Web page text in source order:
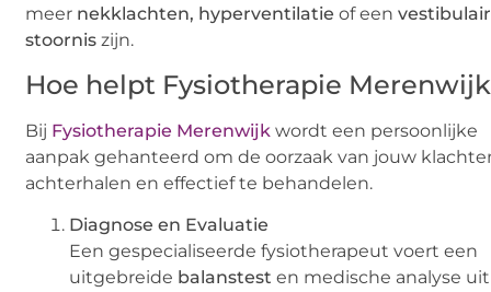
meer nekklachten, hyperventilatie of een
stoornis zijn.
Hoe helpt Fysiotherapie
Bij Fysiotherapie Merenwijk wordt een persoonlijke
aanpak gehanteerd om de oorzaak van jouw
achterhalen en effectief te behandelen.
Diagnose en Evaluatie
Een gespecialiseerde fysiotherapeut voert een
uitgebreide balanstest en medische analyse